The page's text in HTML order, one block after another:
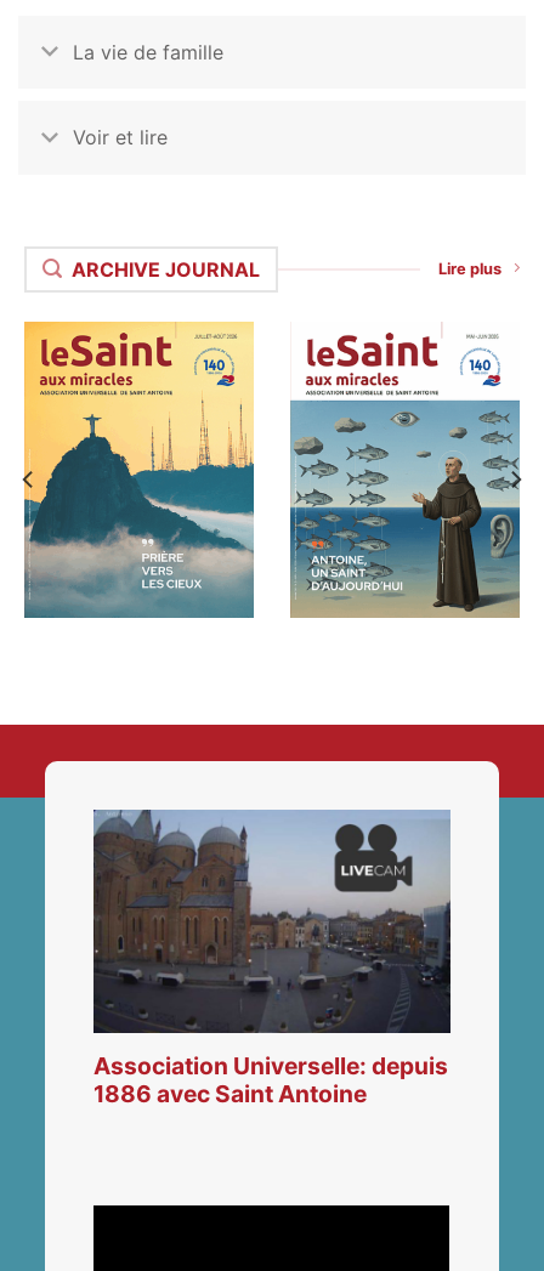
La vie de famille
Voir et lire
ARCHIVE JOURNAL Lire plus
Association Universelle: depuis
1886 avec Saint Antoine